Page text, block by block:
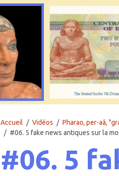
Accueil Vidéos Pharao, per-aâ,
#06. 5 fake news antiques sur la
#06. 5